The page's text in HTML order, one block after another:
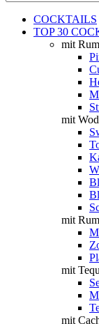
COCKTAILS
TOP 30
mit
mit
mit
mit
mit